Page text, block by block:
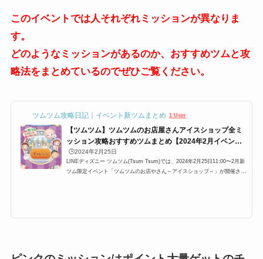
このイベントでは人それぞれミッションが異なりま
す。
どのようなミッションがあるのか、おすすめツムと攻
略法をまとめているのでぜひご覧ください。
ツムツム攻略日記｜イベント新ツムまとめ 1 User
【ツムツム】ツムツムのお店屋さんアイスショップ全ミ
ッション攻略おすすめツムまとめ【2024年2月イベン
ト】
🕒️2024年2月25日
LINEディズニー ツムツム(Tsum Tsum)では、2024年2月25日11:00〜2月新
ツム限定イベント「ツムツムのお店やさん～アイスショップ～」が開催され